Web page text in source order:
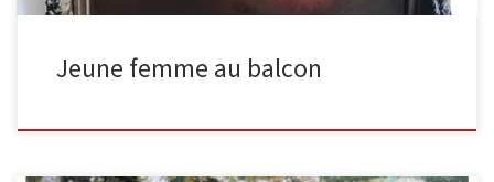
Jeune femme au balcon